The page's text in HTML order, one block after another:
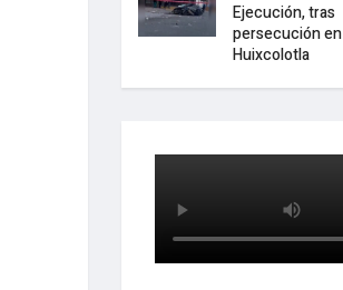
Ejecución, tras
persecución en
Huixcolotla